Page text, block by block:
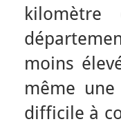
moins
même
difficile à